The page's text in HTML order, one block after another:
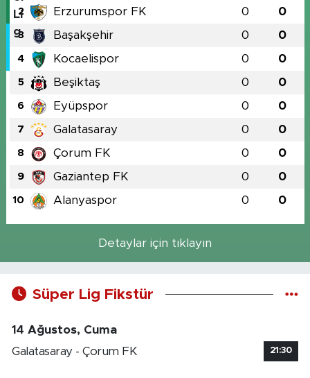
2 Erzurumspor FK 0 0
3 Başakşehir 0 0
4 Kocaelispor 0 0
5 Beşiktaş 0 0
6 Eyüpspor 0 0
7 Galatasaray 0 0
8 Çorum FK 0 0
9 Gaziantep FK 0 0
10 Alanyaspor 0 0
Detaylar için tıklayın
Süper Lig Fikstür
14 Ağustos, Cuma
Galatasaray - Çorum FK
21:30